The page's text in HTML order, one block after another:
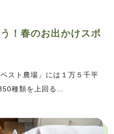
！春のお出かけスポ
スト農場」には１万５千平
種類を上回る…